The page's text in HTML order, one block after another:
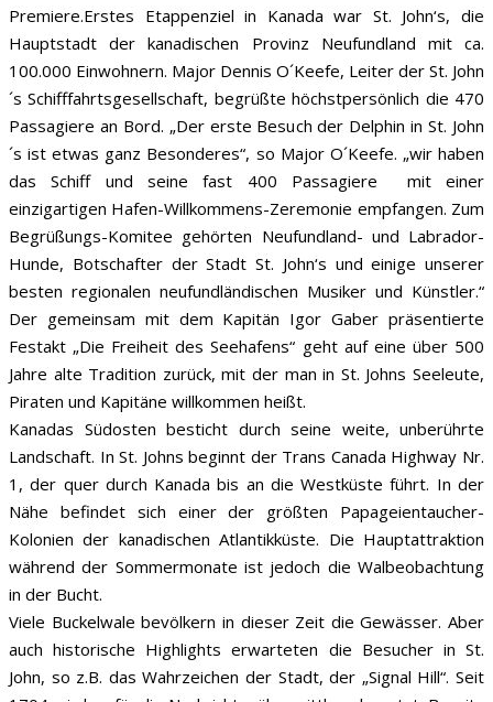
Premiere.Erstes Etappenziel in Kanada war St. John‘s, die
Hauptstadt der kanadischen Provinz Neufundland mit ca.
100.000 Einwohnern. Major Dennis O´Keefe, Leiter der St. John
´s Schifffahrtsgesellschaft, begrüßte höchstpersönlich die 470
Passagiere an Bord. „Der erste Besuch der Delphin in St. John
´s ist etwas ganz Besonderes“, so Major O´Keefe. „wir haben
das Schiff und seine fast 400 Passagiere mit einer
einzigartigen Hafen-Willkommens-Zeremonie empfangen. Zum
Begrüßungs-Komitee gehörten Neufundland- und Labrador-
Hunde, Botschafter der Stadt St. John‘s und einige unserer
besten regionalen neufundländischen Musiker und Künstler.“
Der gemeinsam mit dem Kapitän Igor Gaber präsentierte
Festakt „Die Freiheit des Seehafens“ geht auf eine über 500
Jahre alte Tradition zurück, mit der man in St. Johns Seeleute,
Piraten und Kapitäne willkommen heißt.
Kanadas Südosten besticht durch seine weite, unberührte
Landschaft. In St. Johns beginnt der Trans Canada Highway Nr.
1, der quer durch Kanada bis an die Westküste führt. In der
Nähe befindet sich einer der größten Papageientaucher-
Kolonien der kanadischen Atlantikküste. Die Hauptattraktion
während der Sommermonate ist jedoch die Walbeobachtung
in der Bucht.
Viele Buckelwale bevölkern in dieser Zeit die Gewässer. Aber
auch historische Highlights erwarteten die Besucher in St.
John, so z.B. das Wahrzeichen der Stadt, der „Signal Hill“. Seit